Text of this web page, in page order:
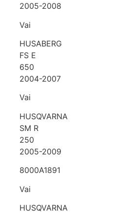
2005-2008
Vai
HUSABERG
FS E
650
2004-2007
Vai
HUSQVARNA
SM R
250
2005-2009
8000A1891
Vai
HUSQVARNA